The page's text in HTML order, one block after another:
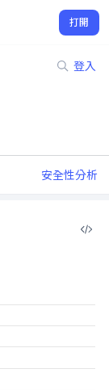
打開
登入
安全性分析